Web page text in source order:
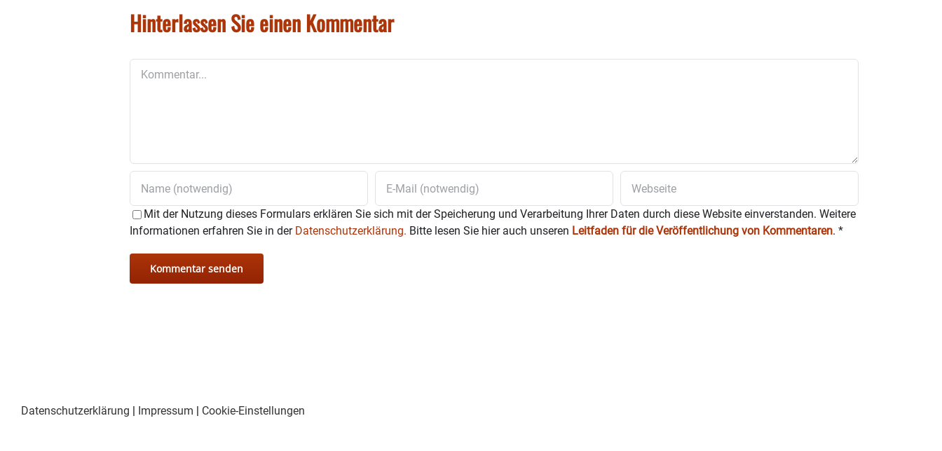
Hinterlassen Sie einen Kommentar
Mit der Nutzung dieses Formulars erklären Sie sich mit der Speicherung und Verarbeitung Ihrer Daten durch diese Website einverstanden. Weitere
Informationen erfahren Sie in der Datenschutzerklärung. Bitte lesen Sie hier auch unseren Leitfaden für die Veröffentlichung von Kommentaren. *
Datenschutzerklärung | Impressum | Cookie-Einstellungen